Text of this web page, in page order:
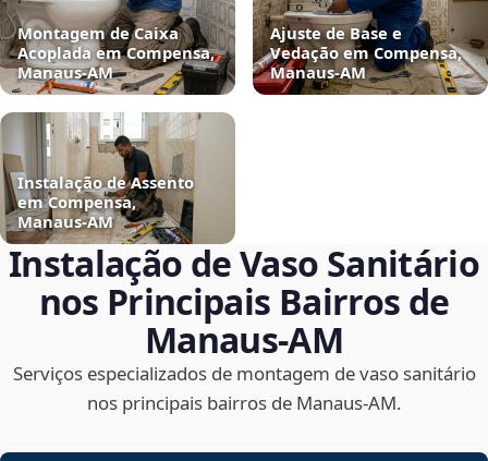
Montagem de Caixa
Acoplada em Compensa,
Manaus‑AM
Ajuste de Base e
Vedação em Compensa,
Manaus‑AM
Instalação de Assento
em Compensa,
Manaus‑AM
Instalação de Vaso Sanitário
nos Principais Bairros de
Manaus‑AM
Serviços especializados de montagem de vaso sanitário
nos principais bairros de Manaus‑AM.